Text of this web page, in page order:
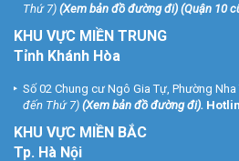
Thứ 7) (Xem bản đồ đường đi) (Quận 10
KHU VỰC MIỀN TRUNG
Tỉnh Khánh Hòa
Số 02 Chung cư Ngô Gia Tự, Phường Nha
đến Thứ 7) (Xem bản đồ đường đi).
KHU VỰC MIỀN BẮC
Tp. Hà Nội